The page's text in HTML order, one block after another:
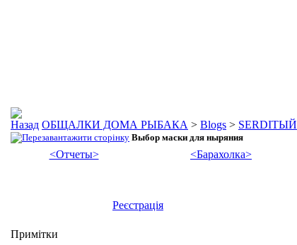
ОБЩАЛКИ ДОМА РЫБАКА > Blogs > SERDIТЫЙ
Выбор маски для ныряния
<Отчеты>
<Барахолка>
Реєстрація
Примітки